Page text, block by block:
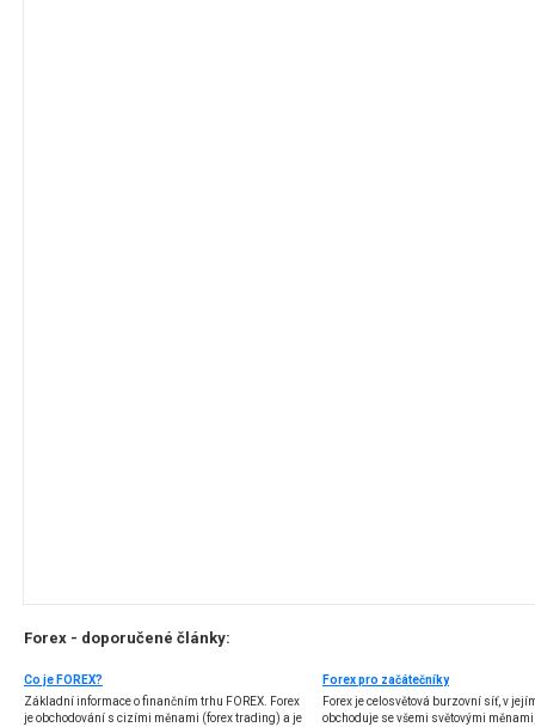
Forex - doporučené články:
Co je FOREX?
Základní informace o finančním trhu FOREX. Forex
je obchodování s cizími měnami (forex trading) a je
Forex pro začátečníky
Forex je celosvětová burzovní síť, v
obchoduje se všemi světovými